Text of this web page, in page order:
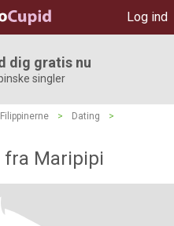
Log ind
dig gratis nu
singler
Filippinerne > Dating
>
fra Maripipi